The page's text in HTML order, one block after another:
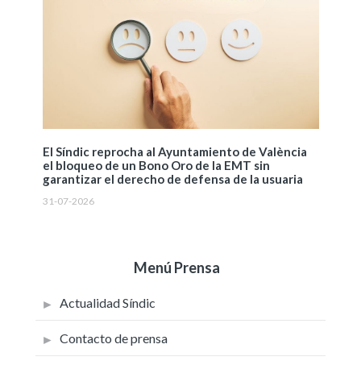
El Síndic reprocha al Ayuntamiento de València
el bloqueo de un Bono Oro de la EMT sin
garantizar el derecho de defensa de la usuaria
31-07-2026
Menú Prensa
Actualidad Síndic
Contacto de prensa